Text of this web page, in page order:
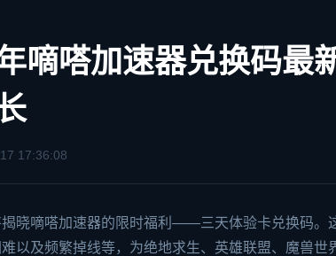
嘀嗒加速器兑换码最
17:36:08
晓嘀嗒加速器的限时福利——三天体验卡兑换码。
以及频繁掉线等，为绝地求生、英雄联盟、魔兽世